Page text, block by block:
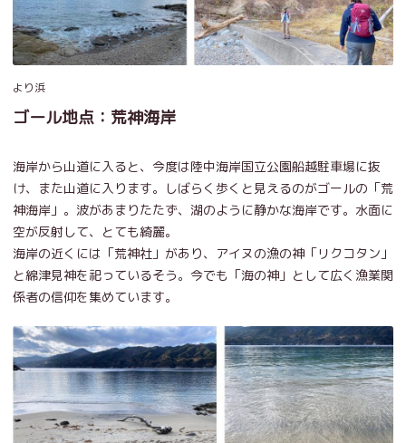
より浜
ゴール地点：荒神海岸
海岸から山道に入ると、今度は陸中海岸国立公園船越駐車場に抜
け、また山道に入ります。しばらく歩くと見えるのがゴールの「荒
神海岸」。波があまりたたず、湖のように静かな海岸です。水面に
空が反射して、とても綺麗。
海岸の近くには「荒神社」があり、アイヌの漁の神「リクコタン」
と綿津見神を祀っているそう。今でも「海の神」として広く漁業関
係者の信仰を集めています。